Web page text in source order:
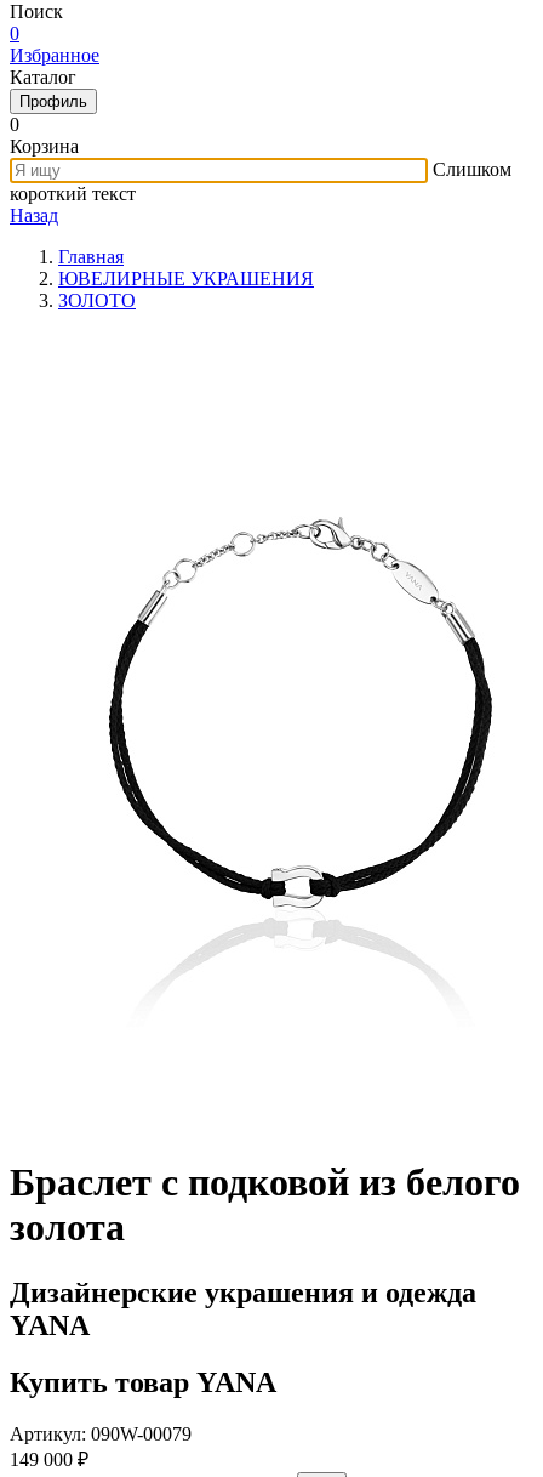
Поиск
0
Избранное
Каталог
Профиль
0
Корзина
Слишком
короткий текст
Назад
Главная
ЮВЕЛИРНЫЕ УКРАШЕНИЯ
ЗОЛОТО
Браслет с подковой из белого
золота
Дизайнерские украшения и одежда
YANA
Купить товар YANA
Артикул: 090W-00079
149 000 ₽